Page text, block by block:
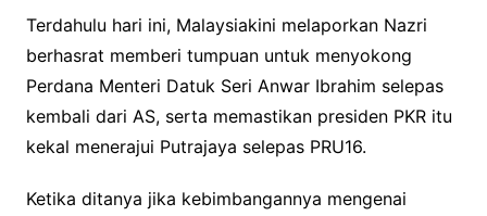
Terdahulu hari ini, Malaysiakini melaporkan Nazri
berhasrat memberi tumpuan untuk menyokong
Perdana Menteri Datuk Seri Anwar Ibrahim selepas
kembali dari AS, serta memastikan presiden PKR itu
kekal menerajui Putrajaya selepas PRU16.
Ketika ditanya jika kebimbangannya mengenai